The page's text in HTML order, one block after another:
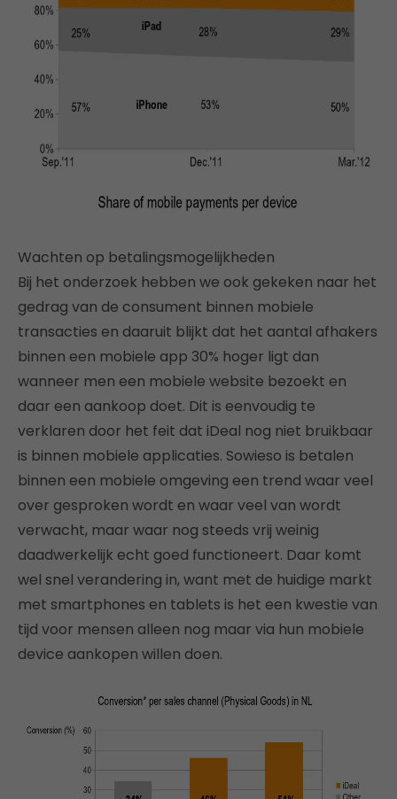
Wachten op betalingsmogelijkheden
Bij het onderzoek hebben we ook gekeken naar het
gedrag van de consument binnen mobiele
transacties en daaruit blijkt dat het aantal afhakers
binnen een mobiele app 30% hoger ligt dan
wanneer men een mobiele website bezoekt en
daar een aankoop doet. Dit is eenvoudig te
verklaren door het feit dat iDeal nog niet bruikbaar
is binnen mobiele applicaties. Sowieso is betalen
binnen een mobiele omgeving een trend waar veel
over gesproken wordt en waar veel van wordt
verwacht, maar waar nog steeds vrij weinig
daadwerkelijk echt goed functioneert. Daar komt
wel snel verandering in, want met de huidige markt
met smartphones en tablets is het een kwestie van
tijd voor mensen alleen nog maar via hun mobiele
device aankopen willen doen.